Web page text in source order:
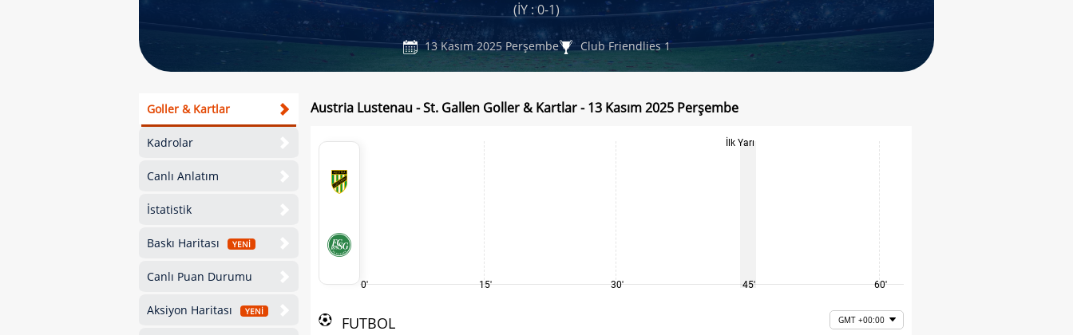
(İY : 0-1)
13 Kasım 2025 Perşembe Club Friendlies 1
Goller & Kartlar
Kadrolar
Canlı Anlatım
İstatistik
Baskı Haritası YENİ
Canlı Puan Durumu
Aksiyon Haritası YENİ
Austria Lustenau - St. Gallen Goller & Kartlar - 13 Kasım 2025 Perşembe
0' 15' 30'
İlk Yarı
45' 60'
FUTBOL GMT +00:00